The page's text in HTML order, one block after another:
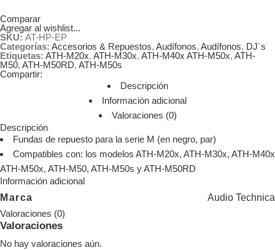
Comparar
Agregar al wishlist...
SKU: AT-HP-EP
Categorías: Accesorios & Repuestos, Audífonos, Audífonos, DJ´s
Etiquetas: ATH-M20x, ATH-M30x, ATH-M40x ATH-M50x, ATH-
M50, ATH-M50RD, ATH-M50s
Compartir:
Descripción
Información adicional
Valoraciones (0)
Descripción
Fundas de repuesto para la serie M (en negro, par)
Compatibles con: los modelos ATH-M20x, ATH-M30x, ATH-M40x
ATH-M50x, ATH-M50, ATH-M50s y ATH-M50RD
Información adicional
Marca Audio Technica
Valoraciones (0)
Valoraciones
No hay valoraciones aún.